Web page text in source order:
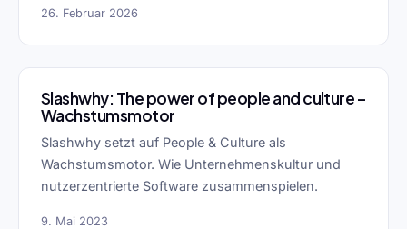
26. Februar 2026
Slashwhy: The power of people and culture –
Wachstumsmotor
Slashwhy setzt auf People & Culture als
Wachstumsmotor. Wie Unternehmenskultur und
nutzerzentrierte Software zusammenspielen.
9. Mai 2023